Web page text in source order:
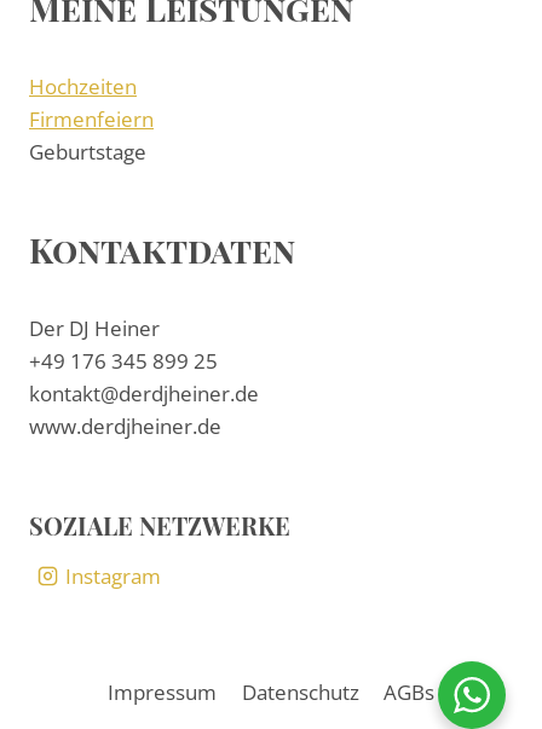
Hochzeiten
Firmenfeiern
Geburtstage
Kontaktdaten
Der DJ Heiner
+49 176 345 899 25
kontakt@derdjheiner.de
www.derdjheiner.de
SOZIALE NETZWERKE
Instagram
Impressum Datenschutz AGBs